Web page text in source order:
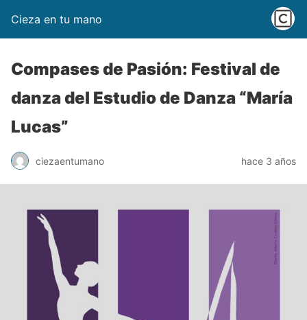
Cieza en tu mano
Compases de Pasión: Festival de
danza del Estudio de Danza “María
Lucas”
ciezaentumano hace 3 años